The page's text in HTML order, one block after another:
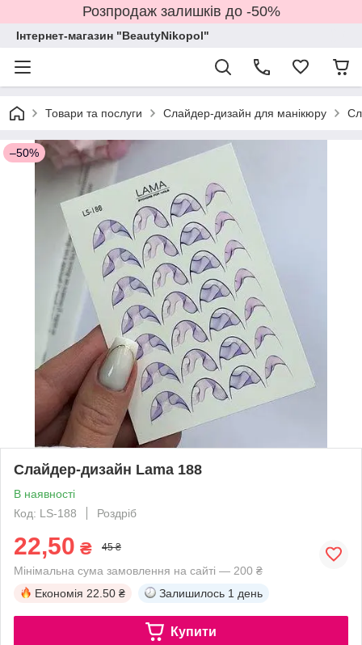
Розпродаж залишків до -50%
Інтернет-магазин "BeautyNikopol"
Товари та послуги Слайдер-дизайн для манікюру
–50%
Слайдер-дизайн Lama 188
В наявності
Код: LS-188
Роздріб
22,50 ₴ 45 ₴
Мінімальна сума замовлення на сайті — 200 ₴
Економія 22.50 ₴ Залишилось 1 день
Купити